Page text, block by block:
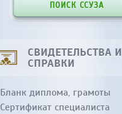
ПОИСК ССУЗА
СВИДЕТЕЛЬСТВА И
СПРАВКИ
Бланк диплома, грамоты
Сертификат специалиста